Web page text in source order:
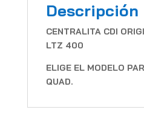
Descripción
CENTRALITA CDI
LTZ 400
ELIGE EL MODELO
QUAD.